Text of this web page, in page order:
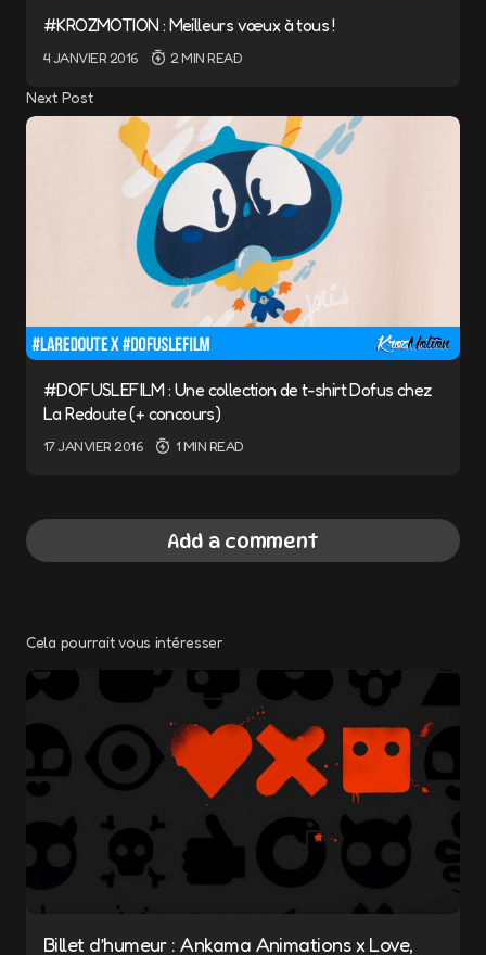
#KROZMOTION : Meilleurs vœux à tous !
4 JANVIER 2016 2 MIN READ
Next Post
#DOFUSLEFILM : Une collection de t-shirt Dofus chez
La Redoute (+ concours)
17 JANVIER 2016 1 MIN READ
Add a comment
Votre adresse e-mail ne sera pas publiée.
Les champs obligatoires sont indiqués avec
*
Message
Cela pourrait vous intéresser
Billet d’humeur : Ankama Animations x Love,